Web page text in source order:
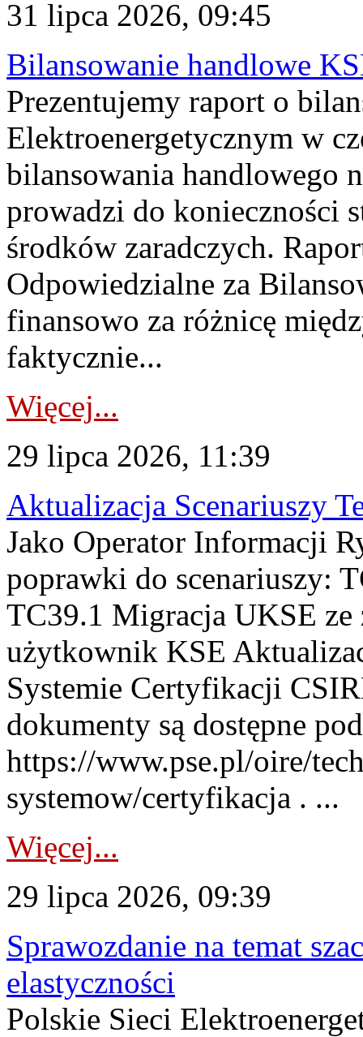
31 lipca 2026, 09:45
Bilansowanie handlowe
Prezentujemy raport o
Elektroenergetycznym w
bilansowania handlowego
prowadzi do konieczności
środków zaradczych.
Odpowiedzialne za
finansowo za różnicę
faktycznie...
Więcej...
29 lipca 2026, 11:39
Aktualizacja Scenariuszy
Jako Operator Informacji
poprawki do scenariuszy:
TC39.1 Migracja UKSE
użytkownik KSE
Systemie Certyfikacji
dokumenty są dostępne
https://www.pse.pl/oire/
systemow/certyfikacja . ...
Więcej...
29 lipca 2026, 09:39
Sprawozdanie na temat
elastyczności
Polskie Sieci